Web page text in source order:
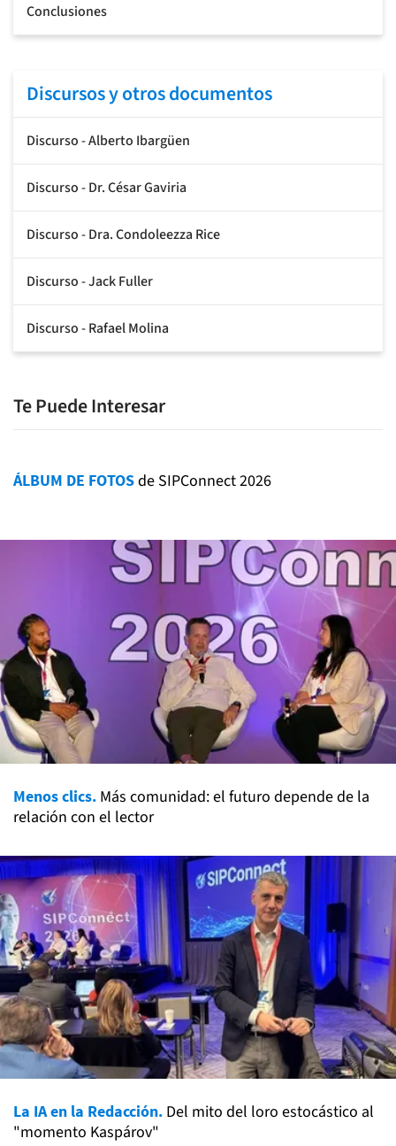
Conclusiones
Discursos y otros documentos
Discurso - Alberto Ibargüen
Discurso - Dr. César Gaviria
Discurso - Dra. Condoleezza Rice
Discurso - Jack Fuller
Discurso - Rafael Molina
Te Puede Interesar
ÁLBUM DE FOTOSde SIPConnect 2026
Menos clics. Más comunidad: el futuro depende de la
relación con el lector
La IA en la Redacción. Del mito del loro estocástico al
"momento Kaspárov"